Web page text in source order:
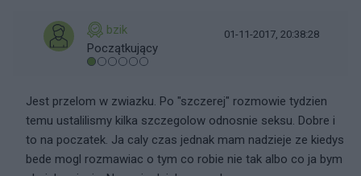
bzik
Początkujący
01-11-2017, 20:38:28
Jest przelom w zwiazku. Po "szczerej" rozmowie tydzien
temu ustalilismy kilka szczegolow odnosnie seksu. Dobre i
to na poczatek. Ja caly czas jednak mam nadzieje ze kiedys
bede mogl rozmawiac o tym co robie nie tak albo co ja bym